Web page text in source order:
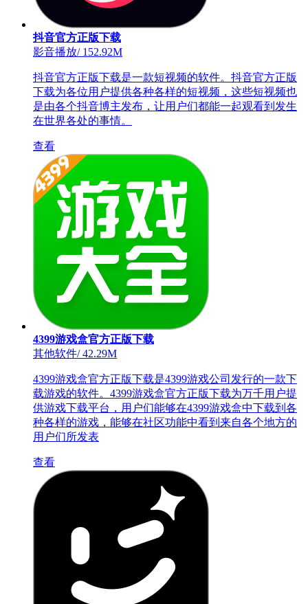
抖音官方正版下载
影音播放/152.92M
抖音官方正版下载是一款短视频的软件。抖音官方正版
下载为各位用户提供各种各样的短视频，这些短视频也
是由各个抖音博主发布，让用户们都能一起观看到发生
在世界各处的事情。
查看
4399游戏盒官方正版下载
其他软件/42.29M
4399游戏盒官方正版下载是4399游戏公司发行的一款下
载游戏的软件。4399游戏盒官方正版下载为万千用户提
供游戏下载平台，用户们能够在4399游戏盒中下载到各
种各样的游戏，能够在社区功能中看到来自各个地方的
用户们所发表
查看